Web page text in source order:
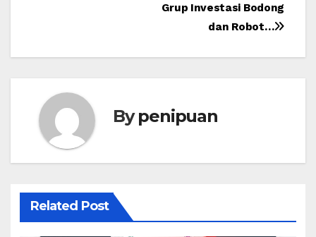
Grup Investasi Bodong
dan Robot…
Bypenipuan
Related Post